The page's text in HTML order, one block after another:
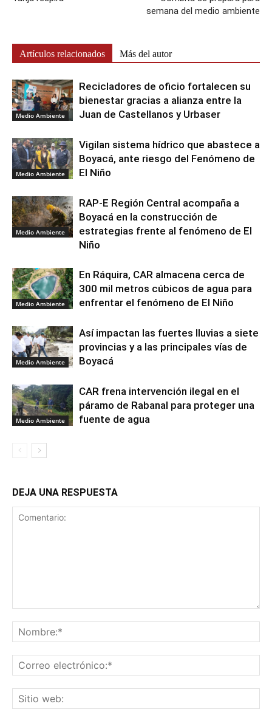
semana del medio ambiente
Artículos relacionados Más del autor
Medio Ambiente
Recicladores de oficio fortalecen su
bienestar gracias a alianza entre la
Juan de Castellanos y Urbaser
Medio Ambiente
Vigilan sistema hídrico que abastece a
Boyacá, ante riesgo del Fenómeno de
El Niño
Medio Ambiente
RAP-E Región Central acompaña a
Boyacá en la construcción de
estrategias frente al fenómeno de El
Niño
Medio Ambiente
En Ráquira, CAR almacena cerca de
300 mil metros cúbicos de agua para
enfrentar el fenómeno de El Niño
Medio Ambiente
Así impactan las fuertes lluvias a siete
provincias y a las principales vías de
Boyacá
Medio Ambiente
CAR frena intervención ilegal en el
páramo de Rabanal para proteger una
fuente de agua
DEJA UNA RESPUESTA